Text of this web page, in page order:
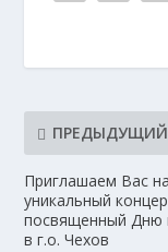
ПРЕДЫДУЩИЙ
Приглашаем Вас на
уникальный
посвященный Дню
в г.о. Чехов